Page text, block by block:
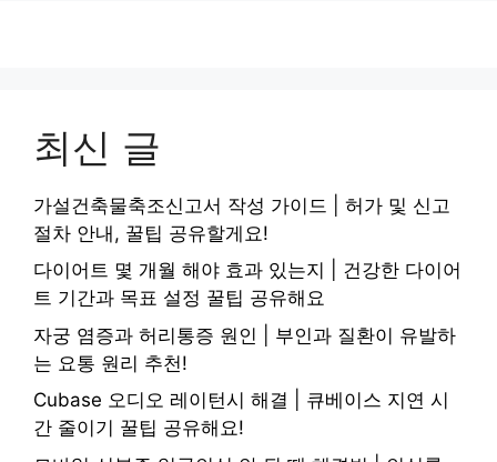
최신 글
가설건축물축조신고서 작성 가이드 | 허가 및 신고
절차 안내, 꿀팁 공유할게요!
다이어트 몇 개월 해야 효과 있는지 | 건강한 다이어
트 기간과 목표 설정 꿀팁 공유해요
자궁 염증과 허리통증 원인 | 부인과 질환이 유발하
는 요통 원리 추천!
Cubase 오디오 레이턴시 해결 | 큐베이스 지연 시
간 줄이기 꿀팁 공유해요!